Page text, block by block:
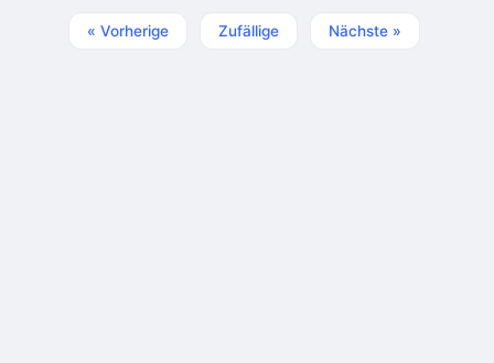
« Vorherige Zufällige Nächste »